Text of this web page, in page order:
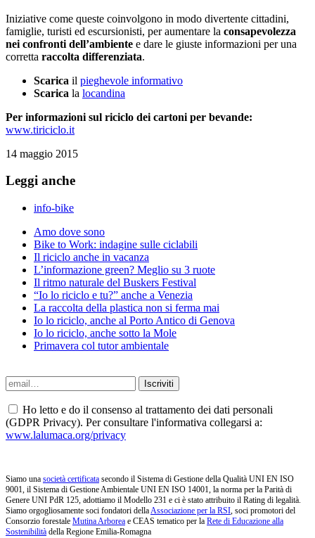
Iniziative come queste coinvolgono in modo divertente cittadini,
famiglie, turisti ed escursionisti, per aumentare la consapevolezza
nei confronti dell’ambiente e dare le giuste informazioni per una
corretta raccolta differenziata.
Scarica il pieghevole informativo
Scarica la locandina
Per informazioni sul riciclo dei cartoni per bevande:
www.tiriciclo.it
14 maggio 2015
Leggi anche
info-bike
Amo dove sono
Bike to Work: indagine sulle ciclabili
Il riciclo anche in vacanza
L’informazione green? Meglio su 3 ruote
Il ritmo naturale del Buskers Festival
“Io lo riciclo e tu?” anche a Venezia
La raccolta della plastica non si ferma mai
Io lo riciclo, anche al Porto Antico di Genova
Io lo riciclo, anche sotto la Mole
Primavera col tutor ambientale
Ho letto e do il consenso al trattamento dei dati personali
(GDPR Privacy). Per consultare l'informativa collegarsi a:
www.lalumaca.org/privacy
Siamo una società certificata secondo il Sistema di Gestione della Qualità UNI EN ISO
9001, il Sistema di Gestione Ambientale UNI EN ISO 14001, la norma per la Parità di
Genere UNI PdR 125, adottiamo il Modello 231 e ci è stato attribuito il Rating di legalità.
Siamo orgogliosamente soci fondatori dellaAssociazione per la RSI, soci promotori del
Consorzio forestale Mutina Arborea e CEAS tematico per la Rete di Educazione alla
Sostenibilità della Regione Emilia-Romagna